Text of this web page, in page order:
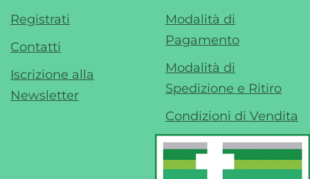
Registrati
Contatti
Iscrizione alla
Newsletter
Modalità di
Pagamento
Modalità di
Spedizione e Ritiro
Condizioni di Vendita